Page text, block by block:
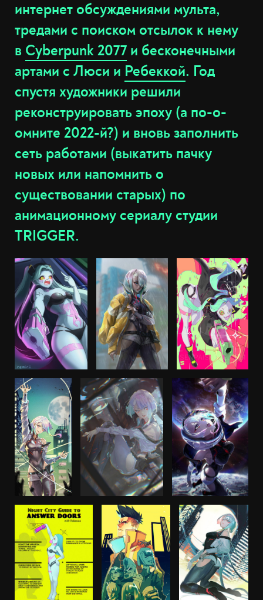
интернет обсуждениями мульта,
тредами с поиском отсылок к нему
в Cyberpunk 2077 и бесконечными
артами с Люси и Ребеккой. Год
спустя художники решили
реконструировать эпоху (а по-о-
омните 2022-й?) и вновь заполнить
сеть работами (выкатить пачку
новых или напомнить о
существовании старых) по
анимационному сериалу студии
TRIGGER.